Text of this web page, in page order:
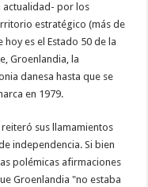
actualidad- por los
estratégico (más de
es el Estado 50 de la
Groenlandia, la
danesa hasta que se
en 1979.
sus llamamientos
independencia. Si bien
polémicas afirmaciones
Groenlandia "no estaba